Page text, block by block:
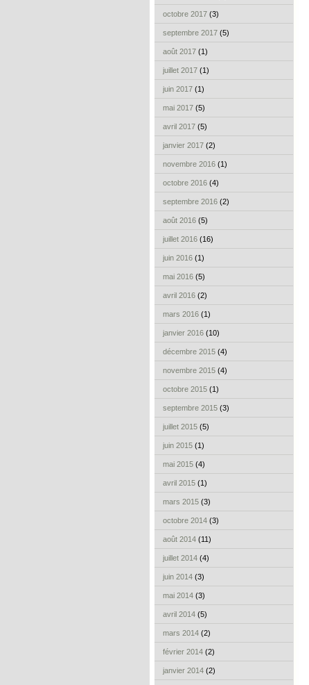
octobre 2017 (3)
septembre 2017 (5)
août 2017 (1)
juillet 2017 (1)
juin 2017 (1)
mai 2017 (5)
avril 2017 (5)
janvier 2017 (2)
novembre 2016 (1)
octobre 2016 (4)
septembre 2016 (2)
août 2016 (5)
juillet 2016 (16)
juin 2016 (1)
mai 2016 (5)
avril 2016 (2)
mars 2016 (1)
janvier 2016 (10)
décembre 2015 (4)
novembre 2015 (4)
octobre 2015 (1)
septembre 2015 (3)
juillet 2015 (5)
juin 2015 (1)
mai 2015 (4)
avril 2015 (1)
mars 2015 (3)
octobre 2014 (3)
août 2014 (11)
juillet 2014 (4)
juin 2014 (3)
mai 2014 (3)
avril 2014 (5)
mars 2014 (2)
février 2014 (2)
janvier 2014 (2)